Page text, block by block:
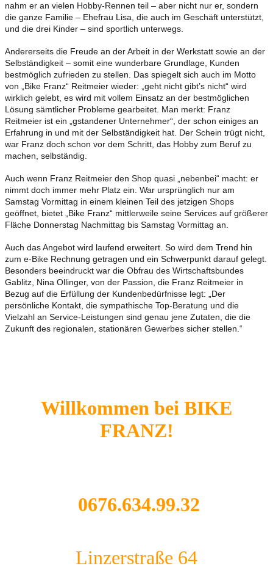
nahm er an vielen Hobby-Rennen teil – aber nicht nur er, sondern
die ganze Familie – Ehefrau Lisa, die auch im Geschäft unterstützt,
und die drei Kinder – sind sportlich unterwegs.
Andererseits die Freude an der Arbeit in der Werkstatt sowie an der
Selbständigkeit – somit eine wunderbare Grundlage, Kunden
bestmöglich zufrieden zu stellen. Das spiegelt sich auch im Motto
von „Bike Franz“ Reitmeier wieder: „geht nicht gibt’s nicht“ wird
wirklich gelebt, es wird mit vollem Einsatz an der bestmöglichen
Lösung sämtlicher Probleme gearbeitet. Man merkt: Franz
Reitmeier ist ein „gstandener Unternehmer“, der schon einiges an
Erfahrung in und mit der Selbständigkeit hat. Der Schein trügt nicht,
war Franz doch schon vor dem Schritt, das Hobby zum Beruf zu
machen, selbständig.
Auch wenn Franz Reitmeier den Shop quasi „nebenbei“ macht: er
nimmt doch immer mehr Platz ein. War ursprünglich nur am
Samstag Vormittag in einem kleinen Teil des jetzigen Shops
geöffnet, bietet „Bike Franz“ mittlerweile seine Services auf größerer
Fläche Donnerstag Nachmittag bis Samstag Vormittag an.
Auch das Angebot wird laufend erweitert. So wird dem Trend hin
zum e-Bike Rechnung getragen und ein Schwerpunkt darauf gelegt.
Besonders beeindruckt war die Obfrau des Wirtschaftsbundes
Gablitz, Nina Ollinger, von der Passion, die Franz Reitmeier in
Bezug auf die Erfüllung der Kundenbedürfnisse legt: „Der
persönliche Kontakt, die sympathische Top-Beratung und die
Vielzahl an Service-Leistungen sind genau jene Zutaten, die die
Zukunft des regionalen, stationären Gewerbes sicher stellen.“
Willkommen bei BIKE
FRANZ!
0676.634.99.32
Linzerstraße 64